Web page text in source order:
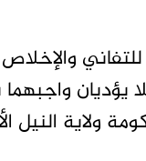
للتفاني
يؤديان
ولاية النيل